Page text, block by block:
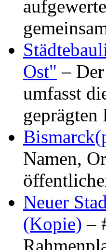
Ost" –
umfasst
Namen,
Neuer
(Kopie) –